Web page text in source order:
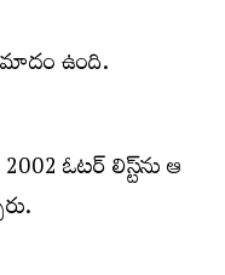
ఉంది.
ఓటర్ లిస్ట్‌ను ఆ